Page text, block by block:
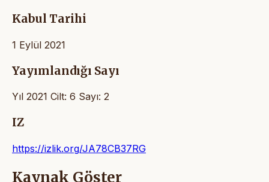
Kabul Tarihi
1 Eylül 2021
Yayımlandığı Sayı
Yıl 2021 Cilt: 6 Sayı: 2
IZ
https://izlik.org/JA78CB37RG
Kaynak Göster